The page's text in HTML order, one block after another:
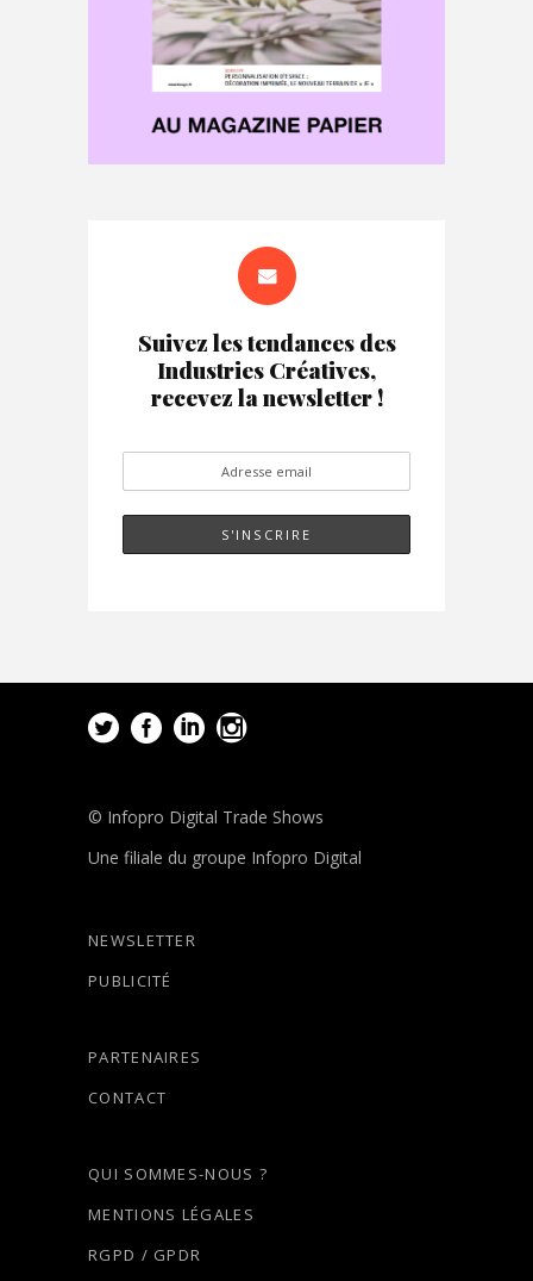
Suivez les tendances des
Industries Créatives,
recevez la newsletter !
© Infopro Digital Trade Shows
Une filiale du groupe Infopro Digital
NEWSLETTER
PUBLICITÉ
PARTENAIRES
CONTACT
QUI SOMMES-NOUS ?
MENTIONS LÉGALES
RGPD / GPDR